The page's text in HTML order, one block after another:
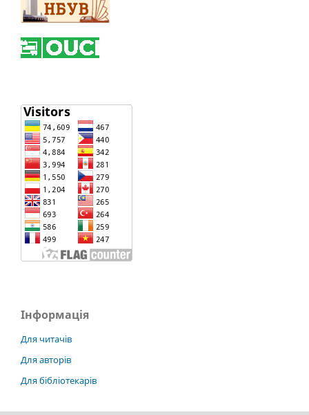
Інформація
Для читачів
Для авторів
Для бібліотекарів